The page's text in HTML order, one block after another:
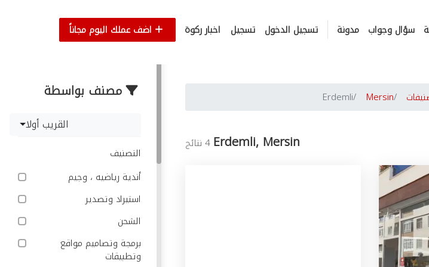
سؤال وجواب مدونة تسجيل الدخول تسجيل اخبار ركوة اضف عملك اليوم مجاناً
مصنف بواسطة
القريب أولا
التصنيف
أندية رياضيه ، وجيم
استيراد وتصدير
الشحن
برمجة وتصاميم مواقع
وتطبيقات
Mersin
Erdemli
Erdemli, Mersin 4 نتائج